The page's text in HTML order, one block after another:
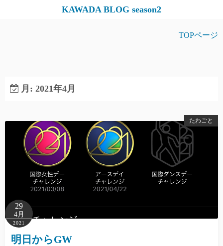
プ
KAWADA BLOG season2
TOPページ
月: 2021年4月
たわごと
29
4月
2021
明日からGW